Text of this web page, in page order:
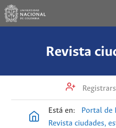
Revista
Está en: Portal de
Revista ciudades,